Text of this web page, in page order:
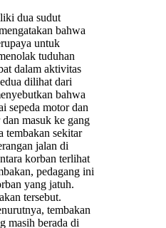
dua sudut
bahwa
untuk
tuduhan
dalam aktivitas
dilihat dari
bahwa
sepeda motor dan
masuk ke gang
tembakan sekitar
jalan di
korban terlihat
pedagang ini
yang jatuh.
tersebut.
tembakan
masih berada di